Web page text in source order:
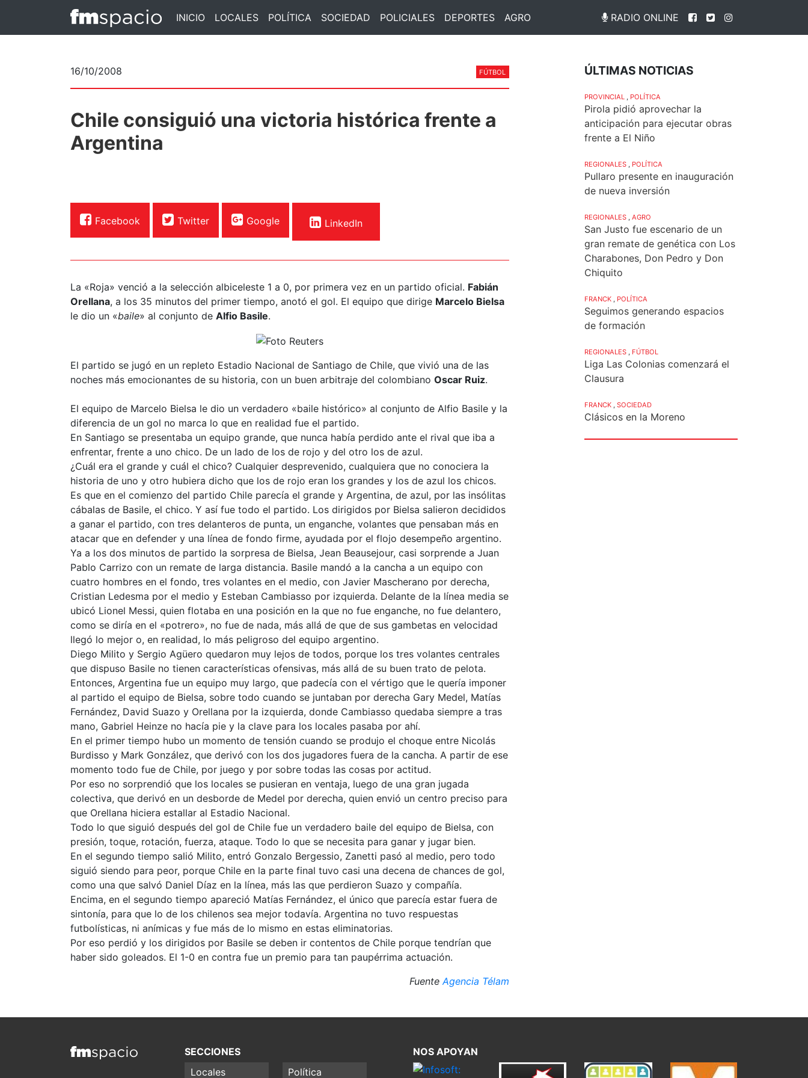
INICIO LOCALES POLÍTICA SOCIEDAD POLICIALES DEPORTES AGRO RADIO ONLINE
16/10/2008 FÚTBOL
Chile consiguió una victoria histórica frente a
Argentina
Facebook Twitter Google LinkedIn
La «Roja» venció a la selección albiceleste 1 a 0, por primera vez en un partido oficial. Fabián
Orellana, a los 35 minutos del primer tiempo, anotó el gol. El equipo que dirige Marcelo Bielsa
le dio un «baile» al conjunto de Alfio Basile.
El partido se jugó en un repleto Estadio Nacional de Santiago de Chile, que vivió una de las
noches más emocionantes de su historia, con un buen arbitraje del colombiano Oscar Ruiz.
El equipo de Marcelo Bielsa le dio un verdadero «baile histórico» al conjunto de Alfio Basile y la
diferencia de un gol no marca lo que en realidad fue el partido.
En Santiago se presentaba un equipo grande, que nunca había perdido ante el rival que iba a
enfrentar, frente a uno chico. De un lado de los de rojo y del otro los de azul.
¿Cuál era el grande y cuál el chico? Cualquier desprevenido, cualquiera que no conociera la
historia de uno y otro hubiera dicho que los de rojo eran los grandes y los de azul los chicos.
Es que en el comienzo del partido Chile parecía el grande y Argentina, de azul, por las insólitas
cábalas de Basile, el chico. Y así fue todo el partido. Los dirigidos por Bielsa salieron decididos
a ganar el partido, con tres delanteros de punta, un enganche, volantes que pensaban más en
atacar que en defender y una línea de fondo firme, ayudada por el flojo desempeño argentino.
Ya a los dos minutos de partido la sorpresa de Bielsa, Jean Beausejour, casi sorprende a Juan
Pablo Carrizo con un remate de larga distancia. Basile mandó a la cancha a un equipo con
cuatro hombres en el fondo, tres volantes en el medio, con Javier Mascherano por derecha,
Cristian Ledesma por el medio y Esteban Cambiasso por izquierda. Delante de la línea media se
ubicó Lionel Messi, quien flotaba en una posición en la que no fue enganche, no fue delantero,
como se diría en el «potrero», no fue de nada, más allá de que de sus gambetas en velocidad
llegó lo mejor o, en realidad, lo más peligroso del equipo argentino.
Diego Milito y Sergio Agüero quedaron muy lejos de todos, porque los tres volantes centrales
que dispuso Basile no tienen características ofensivas, más allá de su buen trato de pelota.
Entonces, Argentina fue un equipo muy largo, que padecía con el vértigo que le quería imponer
al partido el equipo de Bielsa, sobre todo cuando se juntaban por derecha Gary Medel, Matías
Fernández, David Suazo y Orellana por la izquierda, donde Cambiasso quedaba siempre a tras
mano, Gabriel Heinze no hacía pie y la clave para los locales pasaba por ahí.
En el primer tiempo hubo un momento de tensión cuando se produjo el choque entre Nicolás
Burdisso y Mark González, que derivó con los dos jugadores fuera de la cancha. A partir de ese
momento todo fue de Chile, por juego y por sobre todas las cosas por actitud.
Por eso no sorprendió que los locales se pusieran en ventaja, luego de una gran jugada
colectiva, que derivó en un desborde de Medel por derecha, quien envió un centro preciso para
que Orellana hiciera estallar al Estadio Nacional.
Todo lo que siguió después del gol de Chile fue un verdadero baile del equipo de Bielsa, con
presión, toque, rotación, fuerza, ataque. Todo lo que se necesita para ganar y jugar bien.
En el segundo tiempo salió Milito, entró Gonzalo Bergessio, Zanetti pasó al medio, pero todo
siguió siendo para peor, porque Chile en la parte final tuvo casi una decena de chances de gol,
como una que salvó Daniel Díaz en la línea, más las que perdieron Suazo y compañía.
Encima, en el segundo tiempo apareció Matías Fernández, el único que parecía estar fuera de
sintonía, para que lo de los chilenos sea mejor todavía. Argentina no tuvo respuestas
futbolísticas, ni anímicas y fue más de lo mismo en estas eliminatorias.
Por eso perdió y los dirigidos por Basile se deben ir contentos de Chile porque tendrían que
haber sido goleados. El 1-0 en contra fue un premio para tan paupérrima actuación.
Fuente Agencia Télam
ÚLTIMAS NOTICIAS
PROVINCIAL POLÍTICA
Pirola pidió aprovechar la
anticipación para ejecutar obras
frente a El Niño
REGIONALES POLÍTICA
Pullaro presente en inauguración
de nueva inversión
REGIONALES AGRO
San Justo fue escenario de un
gran remate de genética con Los
Charabones, Don Pedro y Don
Chiquito
FRANCK POLÍTICA
Seguimos generando espacios
de formación
REGIONALES FÚTBOL
Liga Las Colonias comenzará el
Clausura
FRANCK SOCIEDAD
Clásicos en la Moreno
SECCIONES
Locales
Política
NOS APOYAN